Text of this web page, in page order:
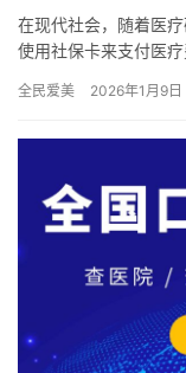
在现代社会，随着医
使用社保卡来支付医
医疗机…
全民爱美 2026年1月9日